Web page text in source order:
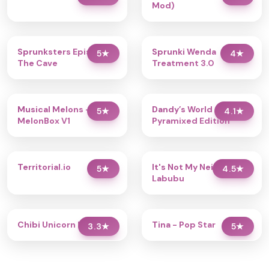
Mod)
5★
Sprunksters Episode 2:
The Cave
4★
Sprunki Wenda
Treatment 3.0
5★
Musical Melons –
MelonBox V1
4.1★
Dandy’s World
Pyramixed Edition
5★
Territorial.io 4.5★
It's Not My Neighbor:
Labubu
3.3★
Chibi Unicorn Dress Up 5★
Tina - Pop Star